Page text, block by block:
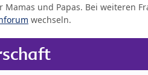
und Papas. Bei weiteren
wechseln.